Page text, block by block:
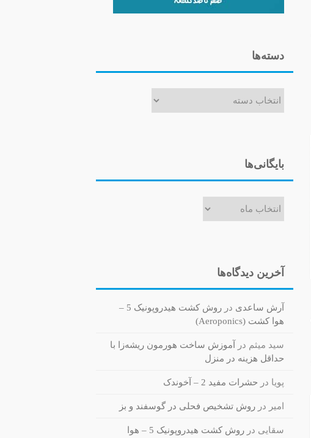
دسته‌ها
بایگانی‌ها
آخرین دیدگاه‌ها
آرش ساعدی در
روش کشت هیدروپونیک 5 –
هوا کشت (Aeroponics)
سید میثم در
آموزش ساخت هورمون ریشه‌زا با
حداقل هزینه در منزل
پویا در حشرات مفید 2 – آخوندک
امیر در روش تشخیص فحلی در گوسفند و بز
سقایی در
روش کشت هیدروپونیک 5 – هوا